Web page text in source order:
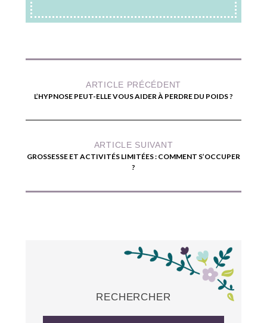
ARTICLE PRÉCÉDENT
L’HYPNOSE PEUT-ELLE VOUS AIDER À PERDRE DU POIDS ?
ARTICLE SUIVANT
GROSSESSE ET ACTIVITÉS LIMITÉES : COMMENT S’OCCUPER
?
RECHERCHER